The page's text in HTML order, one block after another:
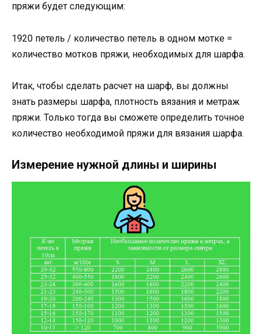
пряжи будет следующим:
1920 петель / количество петель в одном мотке =
количество мотков пряжи, необходимых для шарфа.
Итак, чтобы сделать расчет на шарф, вы должны
знать размеры шарфа, плотность вязания и метраж
пряжи. Только тогда вы сможете определить точное
количество необходимой пряжи для вязания шарфа.
Измерение нужной длины и ширины